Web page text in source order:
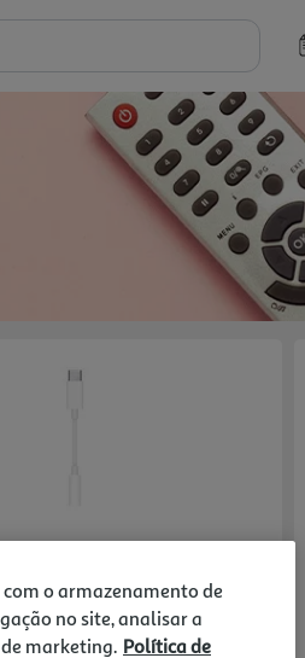
Usb-C Para Entrada De
3.5 Mm
com o armazenamento de
no site, analisar a
marketing. Política de